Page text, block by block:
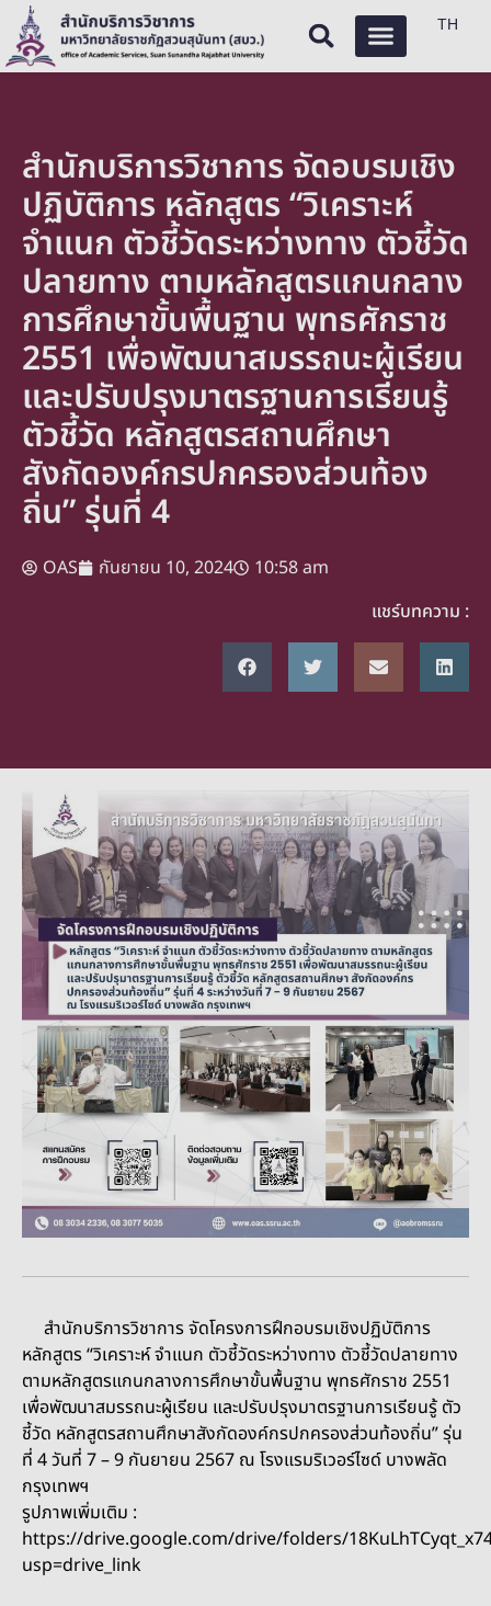
TH
สำนักบริการวิชาการ จัดอบรมเชิง
ปฏิบัติการ หลักสูตร “วิเคราะห์
จำแนก ตัวชี้วัดระหว่างทาง ตัวชี้วัด
ปลายทาง ตามหลักสูตรแกนกลาง
การศึกษาขั้นพื้นฐาน พุทธศักราช
2551 เพื่อพัฒนาสมรรถนะผู้เรียน
และปรับปรุงมาตรฐานการเรียนรู้
ตัวชี้วัด หลักสูตรสถานศึกษา
สังกัดองค์กรปกครองส่วนท้อง
ถิ่น” รุ่นที่ 4
OAS กันยายน 10, 2024
10:58 am
แชร์บทความ :
สำนักบริการวิชาการ จัดโครงการฝึกอบรมเชิงปฏิบัติการ
หลักสูตร “วิเคราะห์ จำแนก ตัวชี้วัดระหว่างทาง ตัวชี้วัดปลายทาง
ตามหลักสูตรแกนกลางการศึกษาขั้นพื้นฐาน พุทธศักราช 2551
เพื่อพัฒนาสมรรถนะผู้เรียน และปรับปรุงมาตรฐานการเรียนรู้ ตัว
ชี้วัด หลักสูตรสถานศึกษาสังกัดองค์กรปกครองส่วนท้องถิ่น” รุ่น
ที่ 4 วันที่ 7 – 9 กันยายน 2567 ณ โรงแรมริเวอร์ไซด์ บางพลัด
กรุงเทพฯ
รูปภาพเพิ่มเติม :
https://drive.google.com/drive/folders/
usp=drive_link